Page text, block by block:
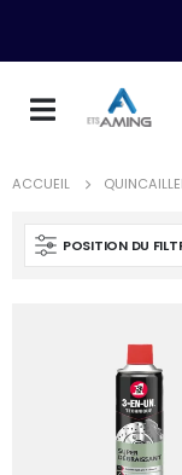
ACCUEIL
POSITION DU